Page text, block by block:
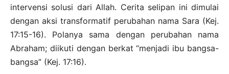
intervensi solusi dari Allah. Cerita selipan ini dimulai
dengan aksi transformatif perubahan nama Sara (Kej.
17:15-16). Polanya sama dengan perubahan nama
Abraham; diikuti dengan berkat “menjadi ibu bangsa-
bangsa” (Kej. 17:16).